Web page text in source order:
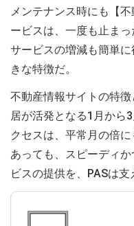
メンテナンス時にも【
ービスは、一度も止ま
サービスの増減も簡単
きな特徴だ。
不動産情報サイトの特
居が活発となる1月から
クセスは、平常月の倍
あっても、スピーディ
ビスの提供を、PASは支